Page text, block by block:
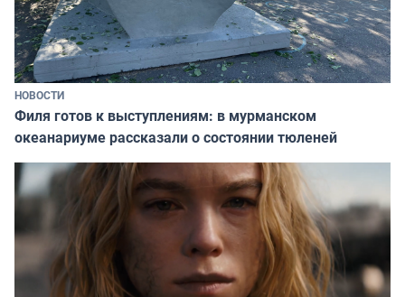
НОВОСТИ
Филя готов к выступлениям: в мурманском
океанариуме рассказали о состоянии тюленей